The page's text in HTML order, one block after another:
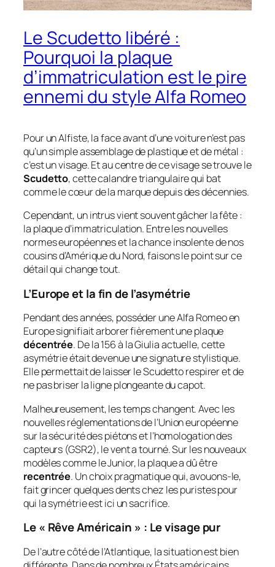
Le Scudetto libéré :
Pourquoi la plaque
d’immatriculation est le pire
ennemi du style Alfa Romeo
Pour un Alfiste, la face avant d’une voiture n’est pas
qu’un simple assemblage de plastique et de métal :
c’est un visage. Et au centre de ce visage se trouve le
Scudetto, cette calandre triangulaire qui bat
comme le cœur de la marque depuis des décennies.
Cependant, un intrus vient souvent gâcher la fête :
la plaque d’immatriculation. Entre les nouvelles
normes européennes et la chance insolente de nos
cousins d’Amérique du Nord, faisons le point sur ce
détail qui change tout.
L’Europe et la fin de l’asymétrie
Pendant des années, posséder une Alfa Romeo en
Europe signifiait arborer fièrement une plaque
décentrée. De la 156 à la Giulia actuelle, cette
asymétrie était devenue une signature stylistique.
Elle permettait de laisser le Scudetto respirer et de
ne pas briser la ligne plongeante du capot.
Malheureusement, les temps changent. Avec les
nouvelles réglementations de l’Union européenne
sur la sécurité des piétons et l’homologation des
capteurs (GSR2), le vent a tourné. Sur les nouveaux
modèles comme le Junior, la plaque a dû être
recentrée. Un choix pragmatique qui, avouons-le,
fait grincer quelques dents chez les puristes pour
qui la symétrie est ici un sacrifice.
Le « Rêve Américain » : Le visage pur
De l’autre côté de l’Atlantique, la situation est bien